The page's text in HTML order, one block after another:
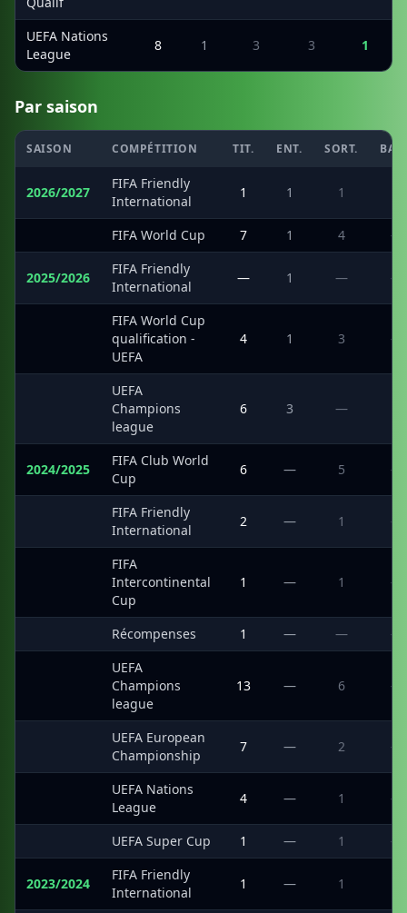
UEFA Nations
League
8 1 3 3 1
Par saison
SAISON COMPÉTITION TIT. ENT. SORT.
2026/2027
FIFA Friendly
International
1 1 1
FIFA World Cup 7 1 4 —
2025/2026
FIFA Friendly
International
— 1 — —
FIFA World Cup
qualification -
UEFA
4 1 3 —
UEFA
Champions
league
6 3 —
2024/2025
FIFA Club World
Cup
6 — 5 —
FIFA Friendly
International
2 — 1 —
FIFA
Intercontinental
Cup
1 — 1 —
Récompenses 1 — — —
UEFA
Champions
league
13 — 6 —
UEFA European
Championship
7 — 2 —
UEFA Nations
League
4 — 1 —
UEFA Super Cup 1 — 1 —
2023/2024
FIFA Friendly
International
1 — 1